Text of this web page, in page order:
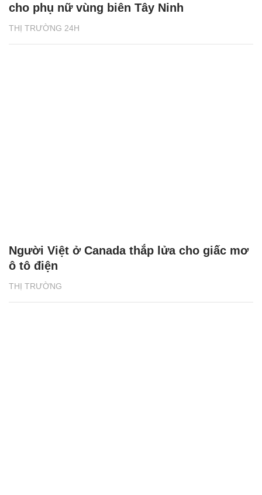
THỊ TRƯỜNG 24H
cho phụ nữ vùng biên Tây Ninh
THỊ TRƯỜNG
Người Việt ở Canada thắp lửa cho giấc mơ
ô tô điện